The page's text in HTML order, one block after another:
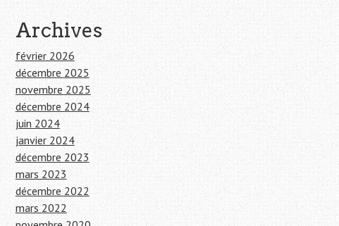
Archives
février 2026
décembre 2025
novembre 2025
décembre 2024
juin 2024
janvier 2024
décembre 2023
mars 2023
décembre 2022
mars 2022